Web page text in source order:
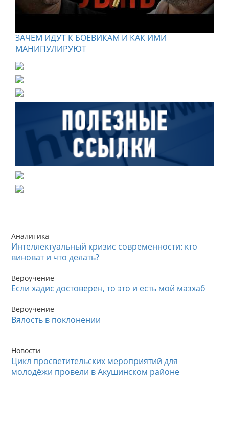
ЗАЧЕМ ИДУТ К БОЕВИКАМ И КАК ИМИ
МАНИПУЛИРУЮТ
Аналитика
Интеллектуальный кризис современности: кто
виноват и что делать?
Вероучение
Если хадис достоверен, то это и есть мой мазхаб
Вероучение
Вялость в поклонении
Новости
Цикл просветительских мероприятий для
молодёжи провели в Акушинском районе